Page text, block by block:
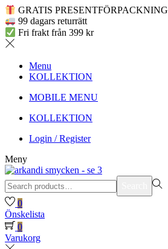
GRATIS PRESENTFÖRPACKNING
99 dagars returrätt
Fri frakt från 399 kr
Menu
KOLLEKTION
MOBILE MENU
KOLLEKTION
Login / Register
Meny
Search
for:>
0
Önskelista
0
Varukorg